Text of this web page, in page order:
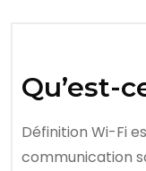
Qu’est-
Définition Wi-Fi
communication